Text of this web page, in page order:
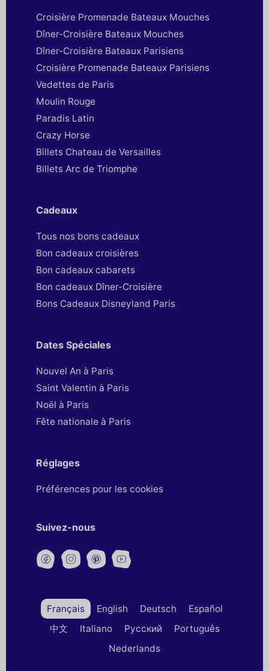
Croisière Promenade Bateaux Mouches
Dîner-Croisière Bateaux Mouches
Dîner-Croisière Bateaux Parisiens
Croisière Promenade Bateaux Parisiens
Vedettes de Paris
Moulin Rouge
Paradis Latin
Crazy Horse
Billets Chateau de Versailles
Billets Arc de Triomphe
Cadeaux
Tous nos bons cadeaux
Bon cadeaux croisières
Bon cadeaux cabarets
Bon cadeaux Dîner-Croisière
Bons Cadeaux Disneyland Paris
Dates Spéciales
Nouvel An à Paris
Saint Valentin à Paris
Noël à Paris
Fête nationale à Paris
Réglages
Préférences pour les cookies
Suivez-nous
Français English Deutsch
Español
中文
Italiano Русский
Português
Nederlands